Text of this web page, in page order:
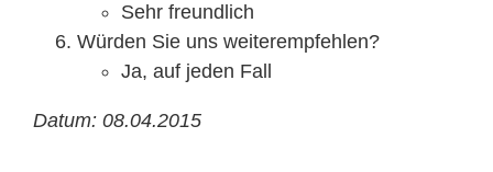
Sehr freundlich
Würden Sie uns weiterempfehlen?
Ja, auf jeden Fall
Datum: 08.04.2015